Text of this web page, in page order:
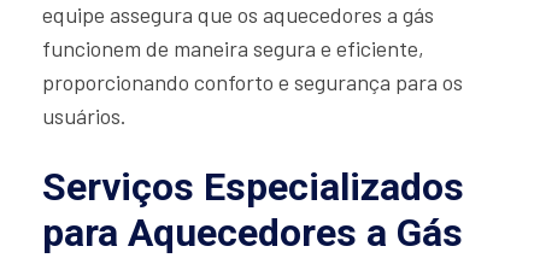
equipe assegura que os aquecedores a gás
funcionem de maneira segura e eficiente,
proporcionando conforto e segurança para os
usuários.
Serviços Especializados
para Aquecedores a Gás